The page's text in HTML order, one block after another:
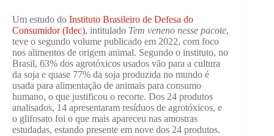
Um estudo do Instituto Brasileiro de Defesa do
Consumidor (Idec), intitulado Tem veneno nesse pacote,
teve o segundo volume publicado em 2022, com foco
nos alimentos de origem animal. Segundo o instituto, no
Brasil, 63% dos agrotóxicos usados vão para a cultura
da soja e quase 77% da soja produzida no mundo é
usada para alimentação de animais para consumo
humano, o que justificou o recorte. Dos 24 produtos
analisados, 14 apresentaram resíduos de agrotóxicos, e
o glifosato foi o que mais apareceu nas amostras
estudadas, estando presente em nove dos 24 produtos.